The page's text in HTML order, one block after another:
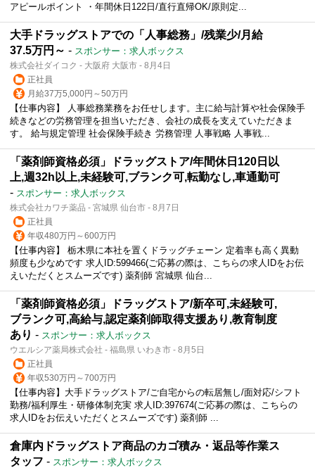
アピールポイント ・年間休日122日/直行直帰OK/原則定...
大手ドラッグストアでの「人事総務」/残業少/月給
37.5万円～ - スポンサー：求人ボックス
株式会社ダイコク - 大阪府 大阪市 - 8月4日
正社員
月給37万5,000円～50万円
【仕事内容】 人事総務業務をお任せします。主に給与計算や社会保険手
続きなどの労務管理を担当いただき、会社の成長を支えていただきま
す。 給与規定管理 社会保険手続き 労務管理 人事戦略 人事戦...
「薬剤師資格必須」ドラッグストア/年間休日120日以
上,週32h以上,未経験可,ブランク可,転勤なし,車通勤可
- スポンサー：求人ボックス
株式会社カワチ薬品 - 宮城県 仙台市 - 8月7日
正社員
年収480万円～600万円
【仕事内容】 栃木県に本社を置くドラッグチェーン 定着率も高く異動
頻度も少なめです 求人ID:599466(ご応募の際は、こちらの求人IDをお伝
えいただくとスムーズです) 薬剤師 宮城県 仙台...
「薬剤師資格必須」ドラッグストア/新卒可,未経験可,
ブランク可,高給与,認定薬剤師取得支援あり,教育制度
あり - スポンサー：求人ボックス
ウエルシア薬局株式会社 - 福島県 いわき市 - 8月5日
正社員
年収530万円～700万円
【仕事内容】大手ドラッグストア/ご自宅からの転居無し/面対応/シフト
勤務/福利厚生・研修体制充実 求人ID:397674(ご応募の際は、こちらの
求人IDをお伝えいただくとスムーズです) 薬剤師 ...
倉庫内ドラッグストア商品のカゴ積み・返品等作業ス
タッフ - スポンサー：求人ボックス